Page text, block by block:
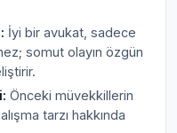
İyi bir avukat, sadece
somut olayın özgün
Önceki müvekkillerin
tarzı hakkında